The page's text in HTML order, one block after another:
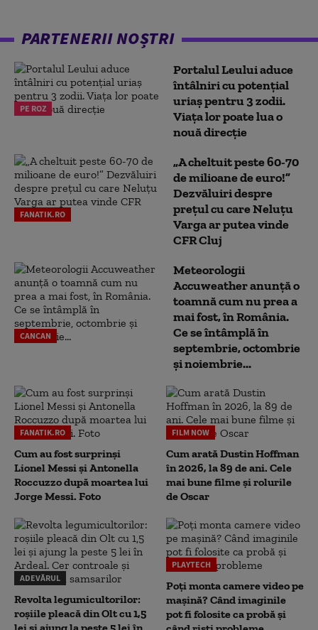
PARTENERII NOȘTRI
PE ROZ
Portalul Leului aduce
întâlniri cu potențial
uriaș pentru 3 zodii.
Viața lor poate lua o
nouă direcție
FANATIK.RO
„A cheltuit peste 60-70
de milioane de euro!”
Dezvăluiri despre
prețul cu care Neluțu
Varga ar putea vinde
CFR Cluj
CANCAN
Meteorologii
Accuweather anunță o
toamnă cum nu prea a
mai fost, în România.
Ce se întâmplă în
septembrie, octombrie
și noiembrie...
FANATIK.RO
Cum au fost surprinși
Lionel Messi și Antonella
Roccuzzo după moartea lui
Jorge Messi. Foto
FILM NOW
Cum arată Dustin Hoffman
în 2026, la 89 de ani. Cele
mai bune filme și rolurile
de Oscar
ADEVĂRUL
Revolta legumicultorilor:
roșiile pleacă din Olt cu 1,5
PLAYTECH
Poți monta camere video pe
mașină? Când imaginile
pot fi folosite ca probă și